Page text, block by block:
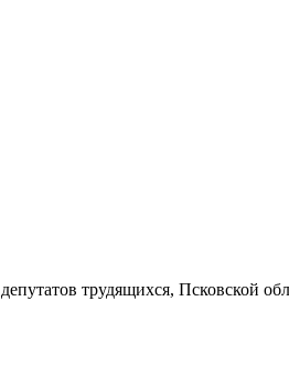
трудящихся, Псковской